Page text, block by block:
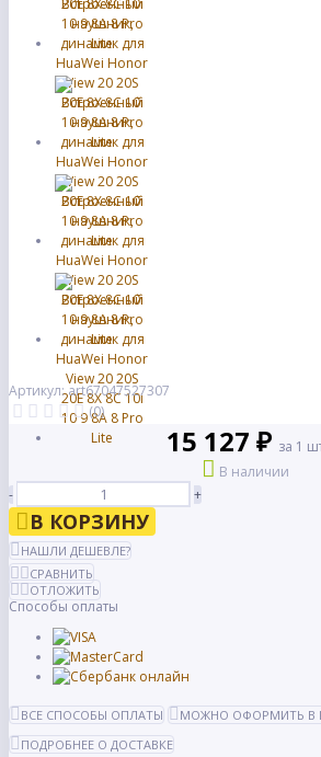
Артикул: art67047527307
(0)
15 127 ₽ за 1
В наличии
-
+
В КОРЗИНУ
НАШЛИ ДЕШЕВЛЕ?
СРАВНИТЬ
ОТЛОЖИТЬ
Способы оплаты
ВСЕ СПОСОБЫ ОПЛАТЫ
МОЖНО ОФОРМИТЬ В
ПОДРОБНЕЕ О ДОСТАВКЕ